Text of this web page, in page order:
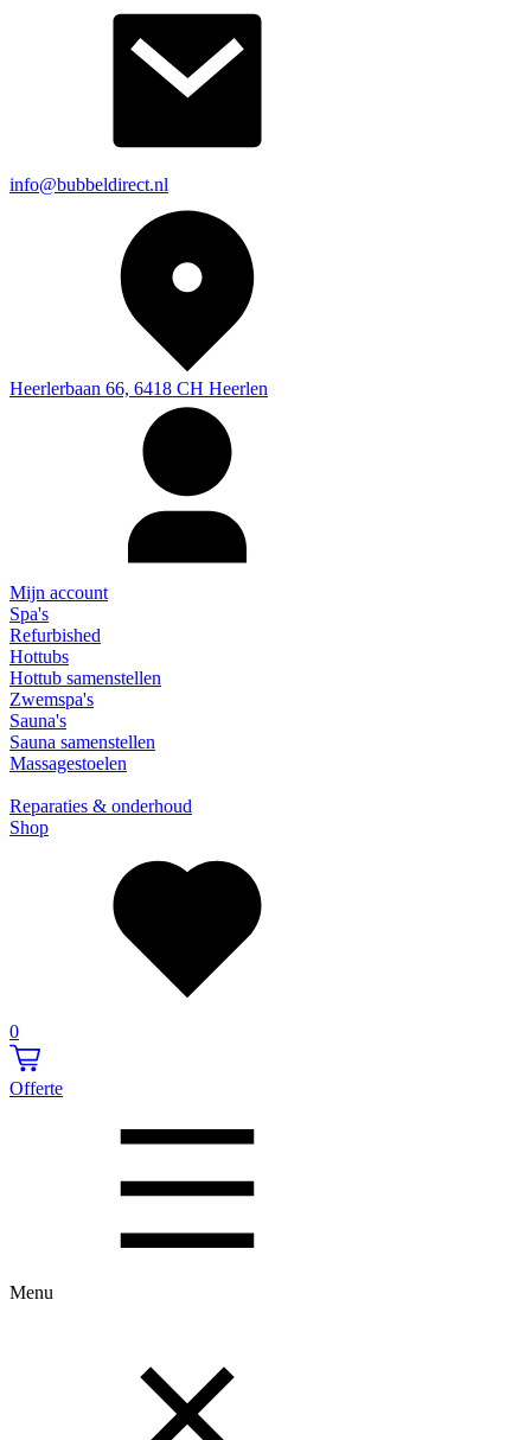
info@bubbeldirect.nl
Heerlerbaan 66, 6418 CH Heerlen
Mijn account
Spa's
Refurbished
Hottubs
Hottub samenstellen
Zwemspa's
Sauna's
Sauna samenstellen
Massagestoelen
Reparaties & onderhoud
Shop
0
Offerte
Menu